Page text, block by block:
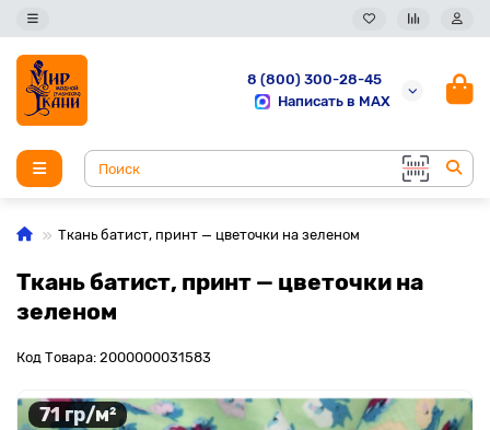
8 (800) 300-28-45
Написать в MAX
Ткань батист, принт — цветочки на зеленом
Ткань батист, принт — цветочки на
зеленом
Код Товара: 2000000031583
71 гр/м²